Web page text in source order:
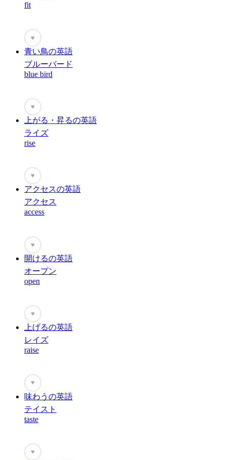
fit
♥
青い鳥の英語
ブルーバード
blue bird
♥
上がる・昇るの英語
ライズ
rise
♥
アクセスの英語
アクセス
access
♥
開けるの英語
オープン
open
♥
上げるの英語
レイズ
raise
♥
味わうの英語
テイスト
taste
♥